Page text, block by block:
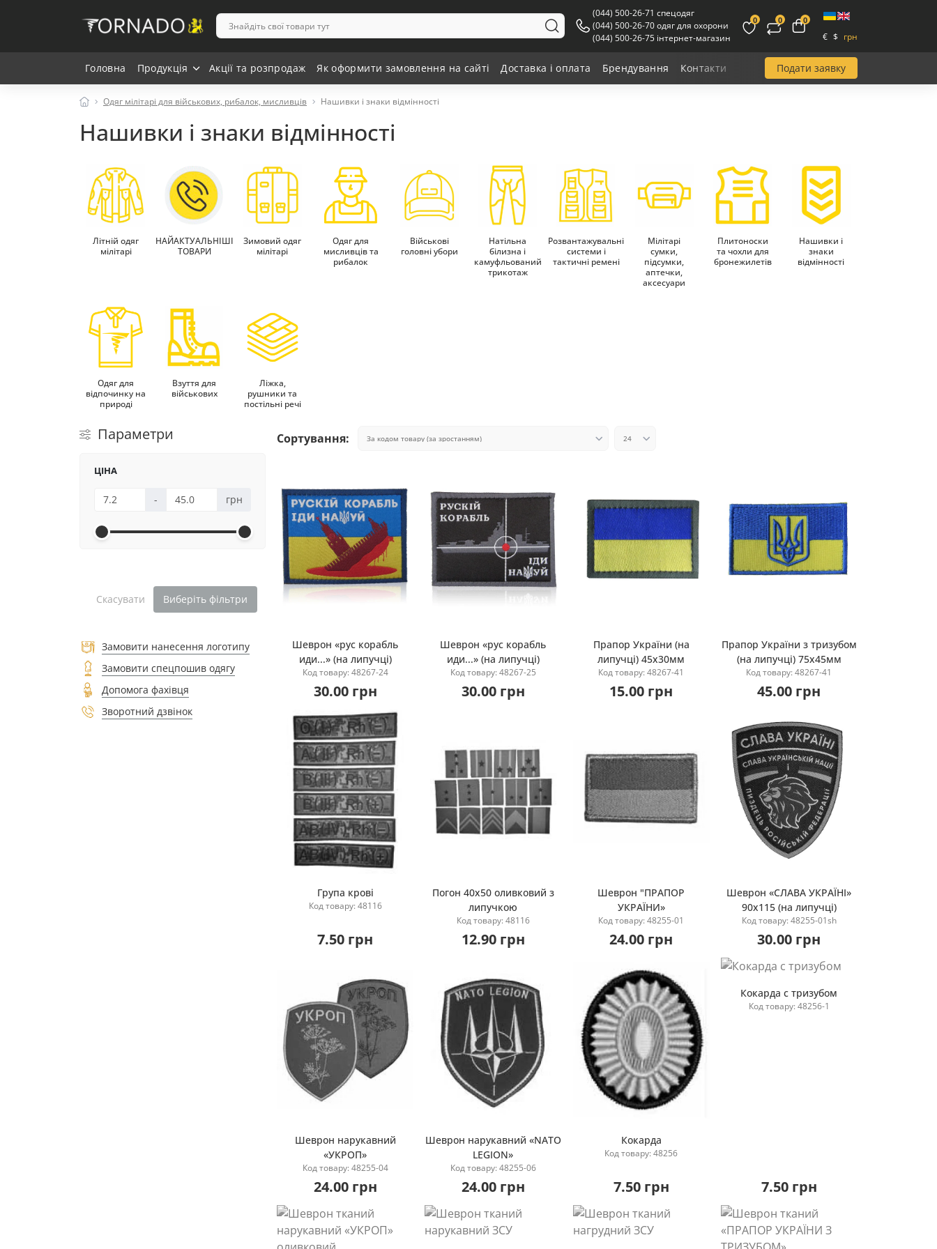
(044) 500-26-71 спецодяг
(044) 500-26-70 одяг для охорони
(044) 500-26-75 інтернет-магазин
0 0 0
€ $ грн
Головна Продукція Акції та розпродаж Як оформити замовлення на сайті Доставка і оплата Брендування Контакти Подати заявку
Одяг мілітарі для військових, рибалок, мисливців Нашивки і знаки відмінності
Нашивки і знаки відмінності
Літній одяг
мілітарі
НАЙАКТУАЛЬНІШІ
ТОВАРИ
Зимовий одяг
мілітарі
Одяг для
мисливців та
рибалок
Військові
головні убори
Натільна
білизна і
камуфльований
трикотаж
Розвантажувальні
системи і
тактичні ремені
Мілітарі
сумки,
підсумки,
аптечки,
аксесуари
Плитоноски
та чохли для
бронежилетів
Нашивки і
знаки
відмінності
Одяг для
відпочинку на
природі
Взуття для
військових
Ліжка,
рушники та
постільні речі
Параметри
ЦІНА
- грн
Скасувати Виберіть фільтри
Замовити нанесення логотипу
Замовити спецпошив одягу
Допомога фахівця
Зворотний дзвінок
Сортування:
Купити
Шеврон «рус корабль
иди...» (на липучці)
Код товару: 48267-24
30.00 грн
Купити
Шеврон «рус корабль
иди...» (на липучці)
Код товару: 48267-25
30.00 грн
Купити
Прапор України (на
липучці) 45х30мм
Код товару: 48267-41
15.00 грн
Купити
Прапор України з тризубом
(на липучці) 75х45мм
Код товару: 48267-41
45.00 грн
Повідомити мене
Група крові
Код товару: 48116
7.50 грн
Повідомити мене
Погон 40х50 оливковий з
липучкою
Код товару: 48116
12.90 грн
Повідомити мене
Шеврон "ПРАПОР
УКРАЇНИ»
Код товару: 48255-01
24.00 грн
Повідомити мене
Шеврон «СЛАВА УКРАЇНІ»
90х115 (на липучці)
Код товару: 48255-01sh
30.00 грн
Повідомити мене
Шеврон нарукавний
«УКРОП»
Код товару: 48255-04
24.00 грн
Повідомити мене
Шеврон нарукавний «NATO
LEGION»
Код товару: 48255-06
24.00 грн
Повідомити мене
Кокарда
Код товару: 48256
7.50 грн
Кокарда с тризубом
Код товару: 48256-1
7.50 грн